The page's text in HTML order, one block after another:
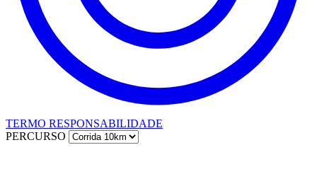
TERMO RESPONSABILIDADE
PERCURSO